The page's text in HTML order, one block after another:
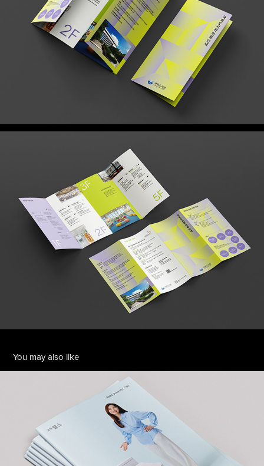
You may also like
2026 WELLS LETTER MAGAZINE vol.202
2026